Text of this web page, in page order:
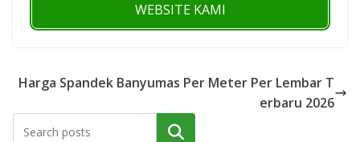
WEBSITE KAMI
Harga Spandek Banyumas Per Meter Per Lembar T
erbaru 2026
Cari